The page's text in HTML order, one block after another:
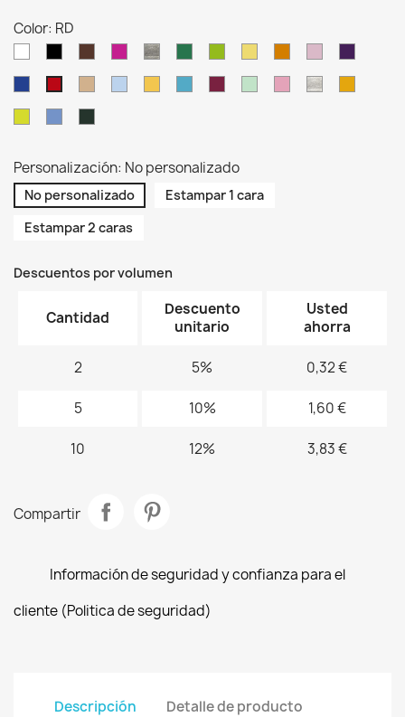
Color: RD
GM
AS
Personalización: No personalizado
No personalizado
Estampar 1 cara
Estampar 2 caras
Descuentos por volumen
Cantidad
Descuento
unitario
Usted
ahorra
2 5% 0,32 €
5 10% 1,60 €
10 12% 3,83 €
Compartir
Información de seguridad y confianza para el
cliente (Politica de seguridad)
Descripción Detalle de producto